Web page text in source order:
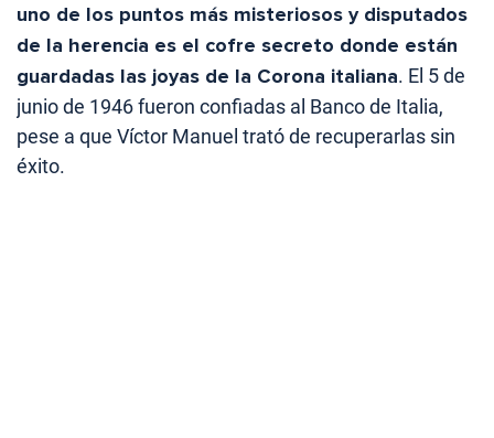
uno de los puntos más misteriosos y disputados
de la herencia es el cofre secreto donde están
guardadas las joyas de la Corona italiana. El 5 de
junio de 1946 fueron confiadas al Banco de Italia,
pese a que Víctor Manuel trató de recuperarlas sin
éxito.